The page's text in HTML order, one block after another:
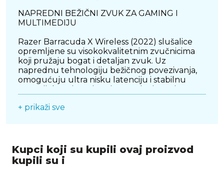
NAPREDNI BEŽIČNI ZVUK ZA GAMING I
MULTIMEDIJU
Razer Barracuda X Wireless (2022) slušalice
opremljene su visokokvalitetnim zvučnicima
koji pružaju bogat i detaljan zvuk. Uz
naprednu tehnologiju bežičnog povezivanja,
omogućuju ultra nisku latenciju i stabilnu
slušalice za intenzivne gaming sesije ili uživanje
DUALNO POVEZIVANJE S VIŠE PLATFORMA
S mogućnošću povezivanja putem
+ prikaži sve
Kupci koji su kupili ovaj proizvod
kupili su i